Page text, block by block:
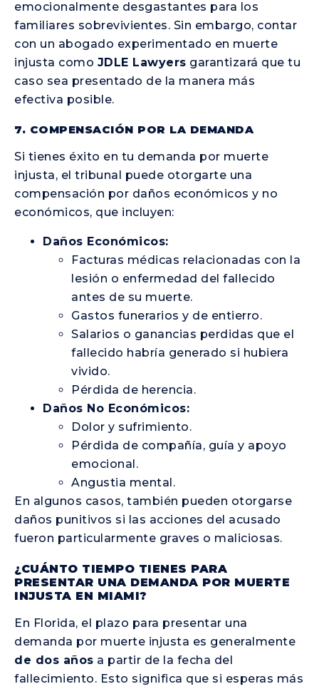
emocionalmente desgastantes para los
familiares sobrevivientes. Sin embargo, contar
con un abogado experimentado en muerte
injusta como JDLE Lawyers garantizará que tu
caso sea presentado de la manera más
efectiva posible.
7. COMPENSACIÓN POR LA DEMANDA
Si tienes éxito en tu demanda por muerte
injusta, el tribunal puede otorgarte una
compensación por daños económicos y no
económicos, que incluyen:
Daños Económicos:
Facturas médicas relacionadas con la
lesión o enfermedad del fallecido
antes de su muerte.
Gastos funerarios y de entierro.
Salarios o ganancias perdidas que el
fallecido habría generado si hubiera
vivido.
Pérdida de herencia.
Daños No Económicos:
Dolor y sufrimiento.
Pérdida de compañía, guía y apoyo
emocional.
Angustia mental.
En algunos casos, también pueden otorgarse
daños punitivos si las acciones del acusado
fueron particularmente graves o maliciosas.
¿CUÁNTO TIEMPO TIENES PARA
PRESENTAR UNA DEMANDA POR MUERTE
INJUSTA EN MIAMI?
En Florida, el plazo para presentar una
demanda por muerte injusta es generalmente
de dos años a partir de la fecha del
fallecimiento. Esto significa que si esperas más